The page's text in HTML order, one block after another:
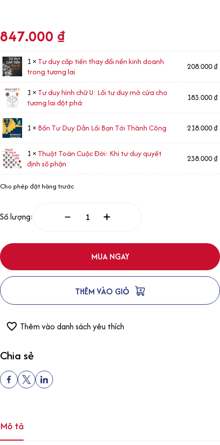
847.000 ₫
1 × Tư duy cấp tiến thay đổi nền kinh doanh
trong tương lai
208.000₫
1 × Tư duy hình chữ U: Lối tư duy mở cửa cho
tương lai đột phá
183.000₫
1 × Bốn Tư Duy Dẫn Lối Bạn Tới Thành Công 218.000₫
1 × Thuật Toán Cuộc Đời: Khi tư duy quyết
định số phận
238.000₫
Cho phép đặt hàng trước
Số lượng:
MUA NGAY
THÊM VÀO GIỎ
Thêm vào danh sách yêu thích
Chia sẻ
Mô tả